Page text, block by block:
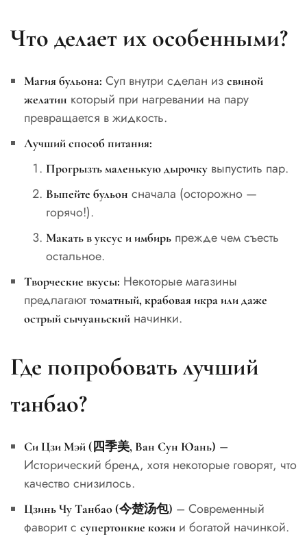
Что делает их особенными?
Магия бульона: Суп внутри сделан из свиной
желатин который при нагревании на пару
превращается в жидкость.
Лучший способ питания:
Прогрызть маленькую дырочкувыпустить пар.
Выпейте бульон сначала (осторожно —
горячо!).
Макать в уксус и имбирьпрежде чем съесть
остальное.
Творческие вкусы: Некоторые магазины
предлагают томатный, крабовая икра или даже
острый сычуаньскийначинки.
Где попробовать лучший
танбао?
Си Цзи Мэй (四季美, Ван Сун Юань) –
Исторический бренд, хотя некоторые говорят, что
качество снизилось.
Цзинь Чу Танбао (今楚汤包) – Современный
фаворит с супертонкие кожии богатой начинкой.